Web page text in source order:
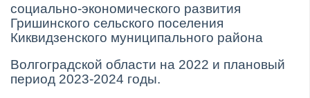
социально-экономического развития
Гришинского сельского поселения
Киквидзенского муниципального района
Волгоградской области на 2022 и плановый
период 2023-2024 годы.